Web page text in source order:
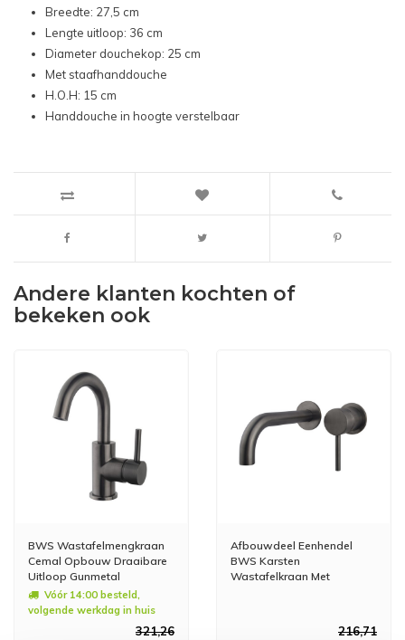
Breedte: 27,5 cm
Lengte uitloop: 36 cm
Diameter douchekop: 25 cm
Met staafhanddouche
H.O.H: 15 cm
Handdouche in hoogte verstelbaar
Andere klanten kochten of
bekeken ook
BWS Wastafelmengkraan
Cemal Opbouw Draaibare
Uitloop Gunmetal
Vóór 14:00 besteld,
volgende werkdag in huis
321,26
Afbouwdeel Eenhendel
BWS Karsten
Wastafelkraan Met
216,71